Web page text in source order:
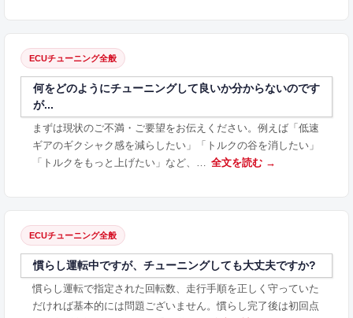
ECUチューニング全般
何をどのようにチューニングして良いか分からないのです
が...
まずは現状のご不満・ご要望をお伝えください。例えば「低速
ギアのギクシャク感を減らしたい」「トルクの谷を消したい」
「トルクをもっと上げたい」など、…
全文を読む →
ECUチューニング全般
慣らし運転中ですが、チューニングしても大丈夫ですか?
慣らし運転で指定された回転数、走行手順を正しく守っていた
だければ基本的には問題ございません。慣らし完了後は初回点